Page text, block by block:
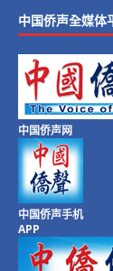
中国侨声全媒体
中国侨声网
中国侨声手机
APP